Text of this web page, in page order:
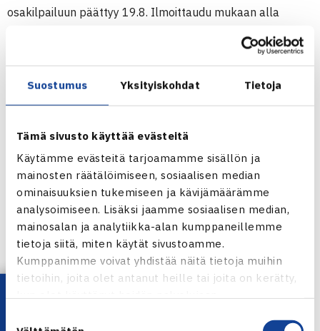
Suostumus Yksityiskohdat Tietoja
Tämä sivusto käyttää evästeitä
Käytämme evästeitä tarjoamamme sisällön ja
mainosten räätälöimiseen, sosiaalisen median
ominaisuuksien tukemiseen ja kävijämäärämme
analysoimiseen. Lisäksi jaamme sosiaalisen median,
mainosalan ja analytiikka-alan kumppaneillemme
tietoja siitä, miten käytät sivustoamme.
Kumppanimme voivat yhdistää näitä tietoja muihin
tietoihin, joita olet antanut heille tai joita on kerätty,
osakilpailuun päättyy 19.8. Ilmoittaudu mukaan alla
NAISTEN 5. FINNISH TOUR, LAHTI
MIESTEN 5. FINNISH TOUR, HÄMEENLINNA
4. osakilpailu Hanko 13.-15.7.
Miesten kaksinpeli: Ville-Petteri Ahti (Smash-Kotka)
Naisten kaksinpeli: Oona Orpana (HVS)
Miesten nelinpeli: Jussi Tiainen (Smash)/Aleksi Löfman
(HVS)
Naisten nelinpeli: Asta Miettinen (ÅLK)/Stella Remander
(Lo-Te)